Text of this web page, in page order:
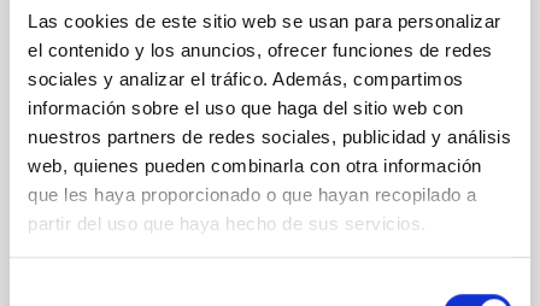
Las cookies de este sitio web se usan para personalizar
el contenido y los anuncios, ofrecer funciones de redes
sociales y analizar el tráfico. Además, compartimos
información sobre el uso que haga del sitio web con
nuestros partners de redes sociales, publicidad y análisis
web, quienes pueden combinarla con otra información
que les haya proporcionado o que hayan recopilado a
partir del uso que haya hecho de sus servicios.
Las claves sobre las primeras estrellas podrían estar
escondidas mucho más cerca de lo esperado. Un
equipo internacional liderado por el Instituto de
Astrofísica de Canarias (IAC) ha detectado en una
galaxia vecina posibles rastros químicos de las
mismísimas primeras estrellas del Universo. El
escenario del descubrimiento es NGC 1277, una
conocida galaxia "reliquia". Mientras que las galaxias
normales crecen y se transforman fusionándose con